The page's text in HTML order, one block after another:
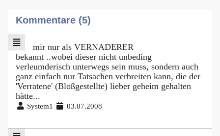
Kommentare (5)
mir nur als VERNADERER
bekannt ..wobei dieser nicht unbeding
verleumderisch unterwegs sein muss, sondern auch
ganz einfach nur Tatsachen verbreiten kann, die der
'Verratene' (Bloßgestellte) lieber geheim gehalten
hätte...
System1 03.07.2008